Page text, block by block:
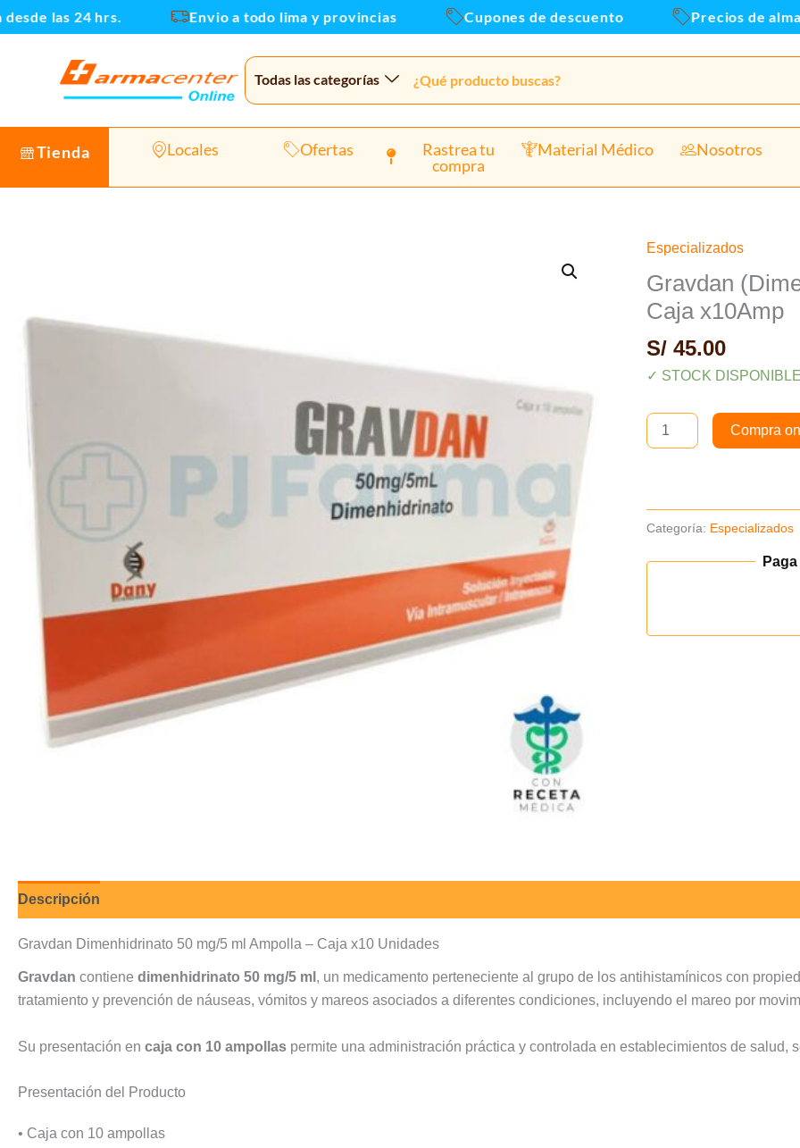
al
las 24 hrs. Envio a todo lima y provincias Cupones de descuento Precios de
Todas las categorías
Tienda Locales Ofertas
Rastrea tu
compra
Material Médico Nosotros
Especializados
Gravdan
Caja x10Amp
S/ 45.00
✓ STOCK DISPONIBLE
Gravdan
(Dimenhidrinato
Amp
Dany
x10Amp
cantidad
Compra
Categoría: Especializados
Descripción
Gravdan Dimenhidrinato 50 mg/5 ml Ampolla – Caja x10 Unidades
Gravdan contiene dimenhidrinato 50 mg/5 ml , un medicamento perteneciente al grupo de los antihistamínicos con
tratamiento y prevención de náuseas, vómitos y mareos asociados a diferentes condiciones, incluyendo el mareo por
Su presentación en caja con 10 ampollas permite una administración práctica y controlada en establecimientos de salud,
Presentación del Producto
• Caja con 10 ampollas